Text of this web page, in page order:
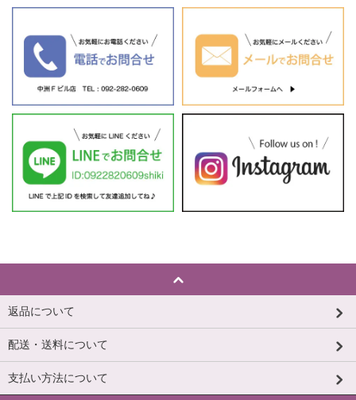
返品について
配送・送料について
支払い方法について